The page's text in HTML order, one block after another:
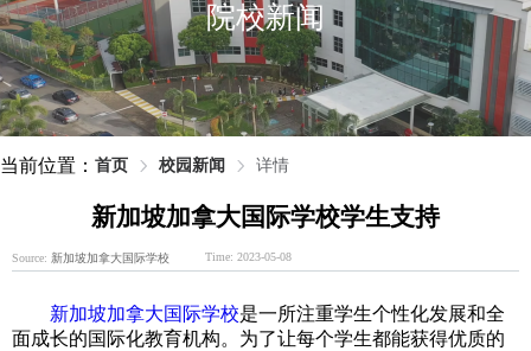
院校新闻
当前位置： 首页 校园新闻 详情
新加坡加拿大国际学校学生支持
Source: 新加坡加拿大国际学校 Time: 2023-05-08
新加坡加拿大国际学校是一所注重学生个性化发展和全
面成长的国际化教育机构。为了让每个学生都能获得优质的